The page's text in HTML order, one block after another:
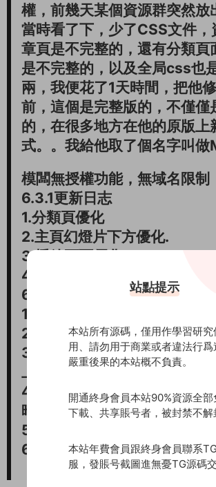
權，前幾天某個資源群突然放
當時看了下，少了CSS文件，
章頁是不完整的，還有分類頁
是不完整的，以及全局css也
兩，我便花了1天時間，把他
前，這個是完整版的，不僅僅
的，在很多地方在他的原版上
式。。我給他取了個名字叫
模闆無授權功能，無域名限制
6.3.1更新日志
1.分類頁優化
2.主頁幻燈片下方優化.
3.播放頁面優化
4.其他各種優化.
6.1.1更新日志
1.增加詳情頁和播放頁相關演
2.替換主頁 vip 直播 片庫 圖
3.修改預告時間顯示BUG,已
上線，改爲即将上線
4.修複幻燈片左下角視頻标題
暗的問題.
5.修複解析單頁，不支持其他
6.修複其他bug
站點提示
本站所有源碼，僅用作學習研究
用、請勿用于商業或者違法行爲
嚴重後果的本站概不負責。
開通終身會員本站90%資源全部
下載、共享賬号者，被封禁不解
本站年費會員跟終身會員聯系
服，發賬号截圖進無憂TG源碼